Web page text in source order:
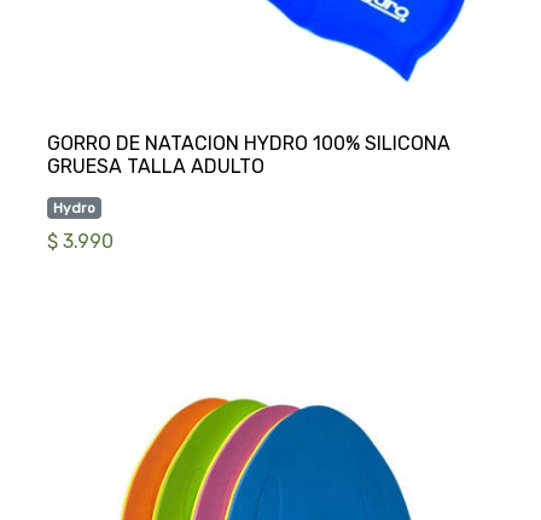
GORRO DE NATACION HYDRO 100% SILICONA
Hydro
$ 3.990